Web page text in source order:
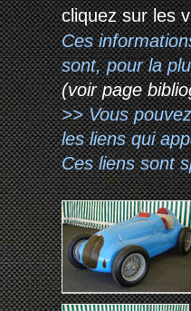
cliquez sur les
Ces
sont, pour la
(voir page
>> Vous
les liens qui
Ces liens sont